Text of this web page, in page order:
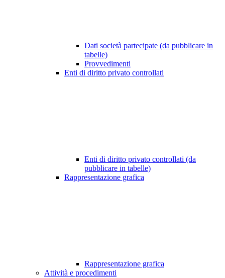
Dati società partecipate (da pubblicare in
tabelle)
Provvedimenti
Enti di diritto privato controllati
Enti di diritto privato controllati (da
pubblicare in tabelle)
Rappresentazione grafica
Rappresentazione grafica
Attività e procedimenti